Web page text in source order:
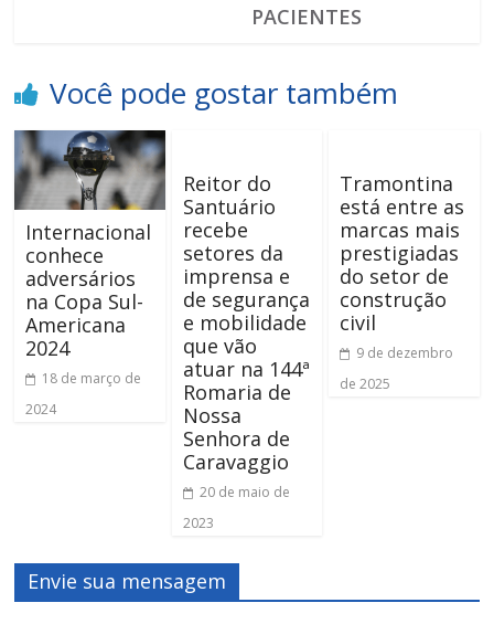
PACIENTES
Você pode gostar também
Internacional
conhece
adversários
na Copa Sul-
Americana
2024
18 de março de
2024
Reitor do
Santuário
recebe
setores da
imprensa e
de segurança
e mobilidade
que vão
atuar na 144ª
Romaria de
Nossa
Senhora de
Caravaggio
20 de maio de
2023
Tramontina
está entre as
marcas mais
prestigiadas
do setor de
construção
civil
9 de dezembro
de 2025
Envie sua mensagem